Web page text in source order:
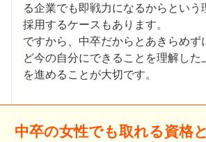
る企業でも即戦力になるからという
採用するケースもあります。
ですから、中卒だからとあきらめず
ど今の自分にできることを理解した
を進めることが大切です。
中卒の女性でも取れる資格